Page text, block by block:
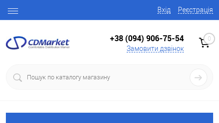
Вхід Реєстрація
+38 (094) 906-75-54
Замовити дзвінок
0